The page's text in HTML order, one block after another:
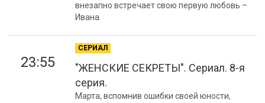
внезапно встречает свою первую любовь –
Ивана.
23:55
СЕРИАЛ
"ЖЕНСКИЕ СЕКРЕТЫ". Сериал. 8-я
серия.
Марта, вспомнив ошибки своей юности,